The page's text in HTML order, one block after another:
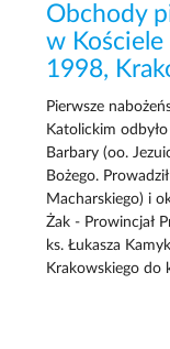
Obchody
w
1998,
Pierwsze
Katolickim
Barbary (oo.
Bożego.
Macharskiego) i
Żak - Prowincjał
ks. Łukasza
Krakowskiego do